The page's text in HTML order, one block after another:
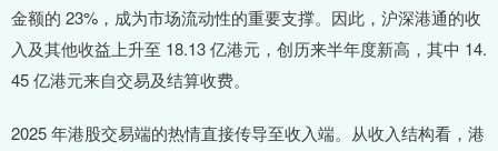
金额的 23%，成为市场流动性的重要支撑。因此，沪深港通的收
入及其他收益上升至 18.13 亿港元，创历来半年度新高，其中 14.
45 亿港元来自交易及结算收费。
2025 年港股交易端的热情直接传导至收入端。从收入结构看，港